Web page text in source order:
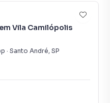
Vila Camilópolis
· Santo André, SP